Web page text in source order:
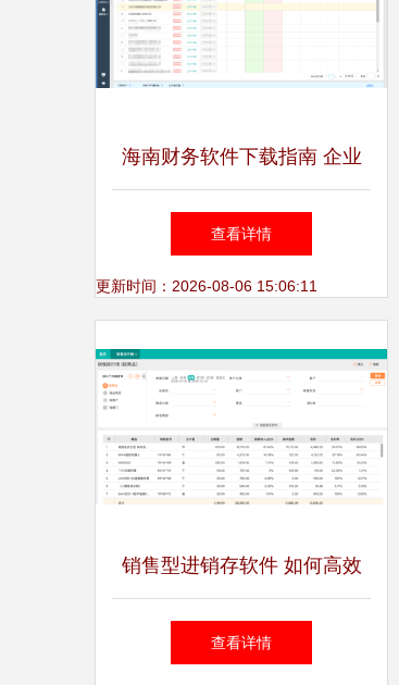
海南财务软件下载指南 企业
数字化转型的关键一步
查看详情
更新时间：2026-08-06 15:06:11
销售型进销存软件 如何高效
驱动软件销售业绩增长？
查看详情